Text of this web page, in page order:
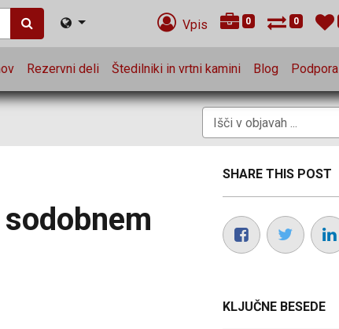
Vpis 0 0
Rezervni deli Štedilniki in vrtni kamini Blog Podpora
SHARE THIS POST
KLJUČNE BESEDE